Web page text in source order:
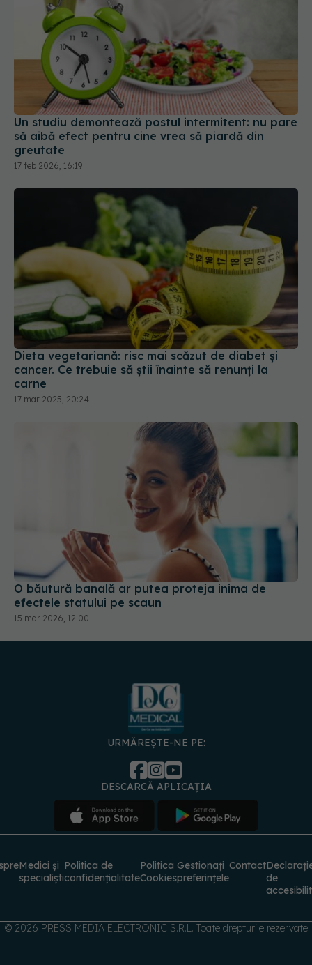
Un studiu demontează postul intermitent: nu pare
să aibă efect pentru cine vrea să piardă din
greutate
17 feb 2026, 16:19
Dieta vegetariană: risc mai scăzut de diabet și
cancer. Ce trebuie să știi înainte să renunți la
carne
17 mar 2025, 20:24
O băutură banală ar putea proteja inima de
efectele statului pe scaun
15 mar 2026, 12:00
URMĂREȘTE-NE PE:
DESCARCĂ APLICAȚIA
Medici și
specialiști
Politica de
confidențialitate
Politica
Cookies
Gestionați
preferințele
Contact
de
© 2026 PRESS MEDIA ELECTRONIC S.R.L. Toate drepturile rezervate